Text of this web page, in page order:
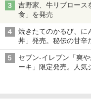
吉野家、牛リブロース
食」を発売
焼きたてのかるび、に
丼」発売。秘伝の甘辛
セブン-イレブン「爽
ーキ」限定発売。人気